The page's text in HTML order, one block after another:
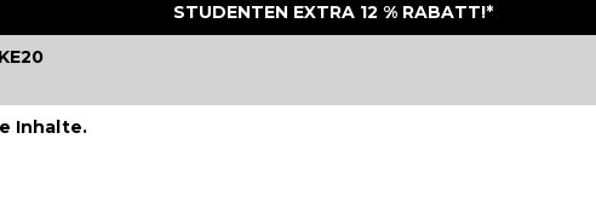
STUDENTEN EXTRA 12 % RABATT!*
Inhalte.